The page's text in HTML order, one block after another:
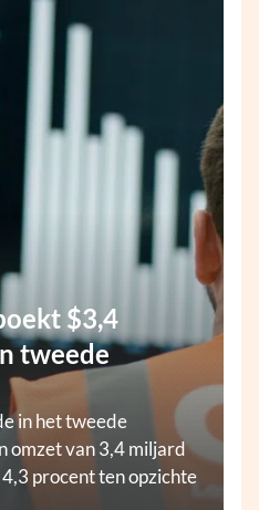
$3,4
tweede
in het tweede
omzet van 3,4 miljard
procent ten opzichte